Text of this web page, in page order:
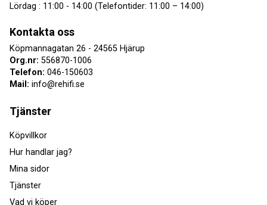
Lördag : 11:00 - 14:00 (Telefontider: 11:00 – 14:00)
Kontakta oss
Köpmannagatan 26 - 24565 Hjärup
Org.nr: 556870-1006
Telefon: 046-150603
Mail: info@rehifi.se
Tjänster
Köpvillkor
Hur handlar jag?
Mina sidor
Tjänster
Vad vi köper